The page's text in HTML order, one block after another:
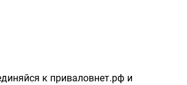
к приваловнет.рф и